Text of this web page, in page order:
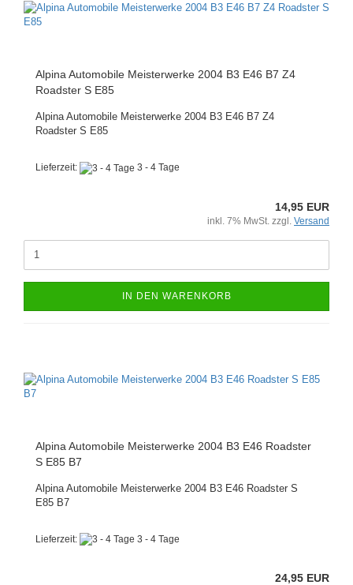
Alpina Automobile Meisterwerke 2004 B3 E46 B7 Z4
Roadster S E85
Alpina Automobile Meisterwerke 2004 B3 E46 B7 Z4
Roadster S E85
Lieferzeit: 3 - 4 Tage
14,95 EUR
inkl. 7% MwSt. zzgl. Versand
IN DEN WARENKORB
Alpina Automobile Meisterwerke 2004 B3 E46 Roadster
S E85 B7
Alpina Automobile Meisterwerke 2004 B3 E46 Roadster S
E85 B7
Lieferzeit: 3 - 4 Tage
24,95 EUR